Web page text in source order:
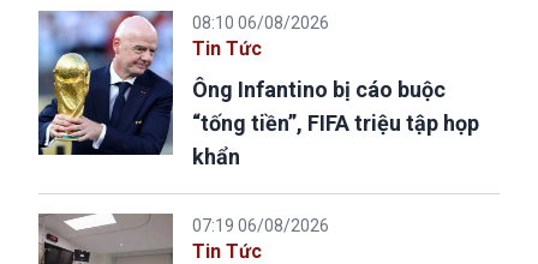
08:10 06/08/2026
Tin Tức
Ông Infantino bị cáo buộc
“tống tiền”, FIFA triệu tập họp
khẩn
07:19 06/08/2026
Tin Tức